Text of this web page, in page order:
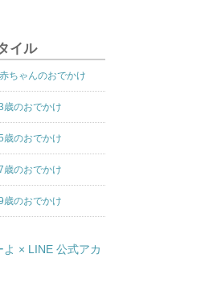
イル
ちゃんのおでかけ
歳のおでかけ
歳のおでかけ
歳のおでかけ
歳のおでかけ